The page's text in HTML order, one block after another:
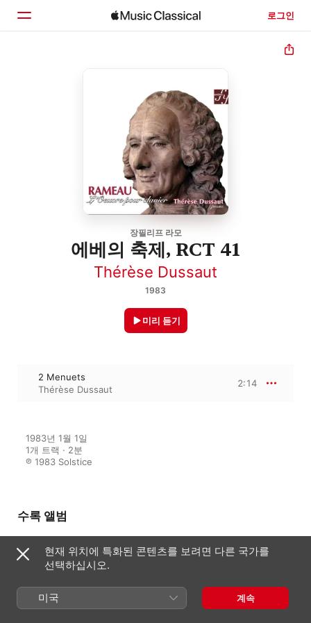
로그인
장필리프 라모
에베의 축제, RCT 41
Thérèse Dussaut
1983
미리 듣기
2 Menuets
Thérèse Dussaut
2:14
1983년 1월 1일
1개 트랙 · 2분
℗ 1983 Solstice
수록 앨범
Rameau: Complete Works for
Thérèse Dussaut
현재 위치에 특화된 콘텐츠를 보려면 다른 국가를
선택하십시오.
미국 계속